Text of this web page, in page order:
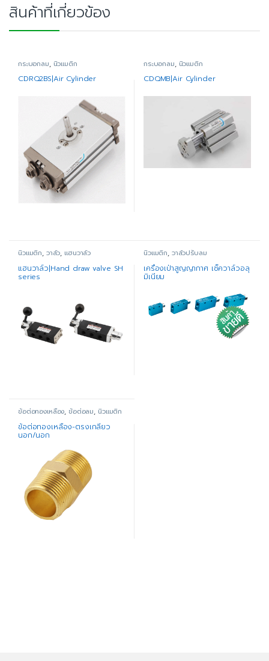
สินค้าที่เกี่ยวข้อง
กระบอกลม, นิวแมติก
CDRQ2BS|Air Cylinder
กระบอกลม, นิวแมติก
CDQMB|Air Cylinder
นิวแมติก, วาล์ว, แฮนวาล์ว
แฮนวาล์ว|Hand draw valve SH
series
นิวแมติก, วาล์วปรับลม
เครื่องเป่าสูญญากาศ เช็ควาล์วอลุ
มิเนียม
ข้อต่อทองเหลือง,ข้อต่อลม, นิวแมติก
ข้อต่อทองเหลือง-ตรงเกลียว
นอก/นอก